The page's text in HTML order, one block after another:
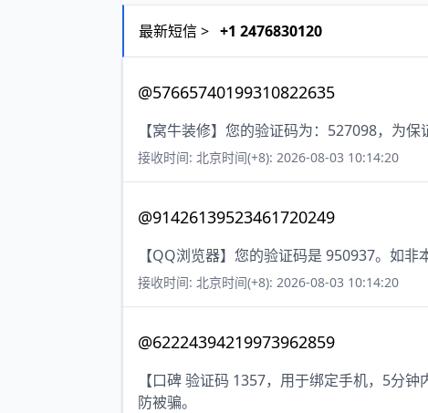
最新短信 > +1 2476830120
@57665740199310822635
【窝牛装修】您的验证码为：527098，为
接收时间: 北京时间(+8): 2026-08-03 10:14:20
@91426139523461720249
【QQ浏览器】您的验证码是 950937。如非
接收时间: 北京时间(+8): 2026-08-03 10:14:20
@62224394219973962859
【口碑 验证码 1357，用于绑定手机，5分
防被骗。